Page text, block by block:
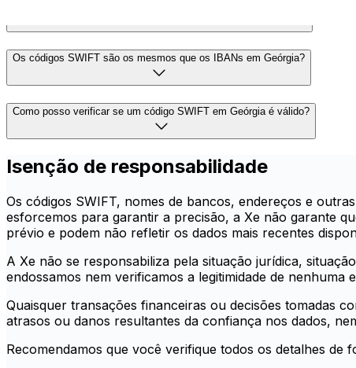
Os códigos SWIFT são os mesmos que os IBANs em Geórgia?
Como posso verificar se um código SWIFT em Geórgia é válido?
Isenção de responsabilidade
Os códigos SWIFT, nomes de bancos, endereços e
esforcemos para garantir a precisão, a Xe não garante
prévio e podem não refletir os dados mais recentes
A Xe não se responsabiliza pela situação jurídica,
endossamos nem verificamos a legitimidade de
Quaisquer transações financeiras ou decisões tomadas
atrasos ou danos resultantes da confiança nos dados,
Recomendamos que você verifique todos os detalhes